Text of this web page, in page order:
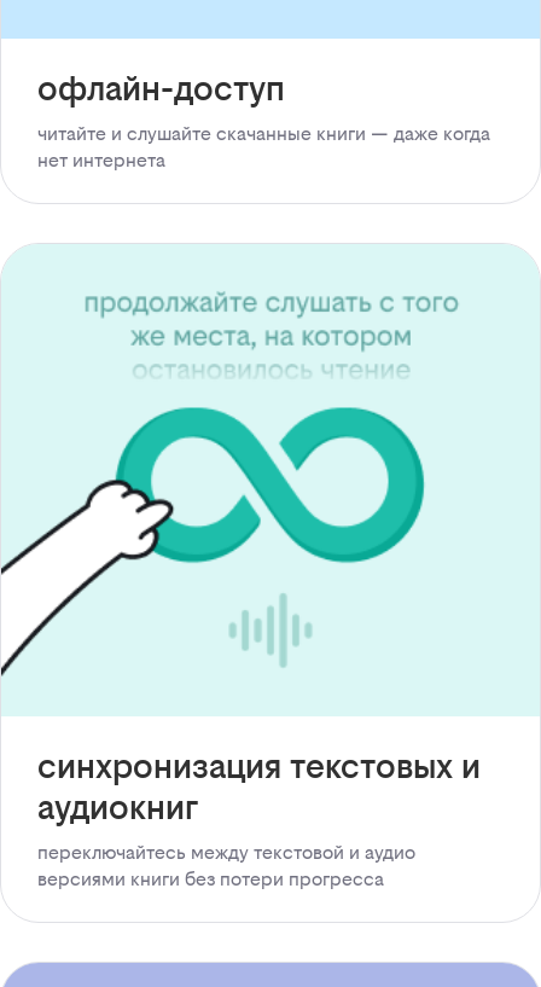
офлайн-доступ
читайте и слушайте скачанные книги — даже когда
нет интернета
синхронизация текстовых и
аудиокниг
переключайтесь между текстовой и аудио
версиями книги без потери прогресса